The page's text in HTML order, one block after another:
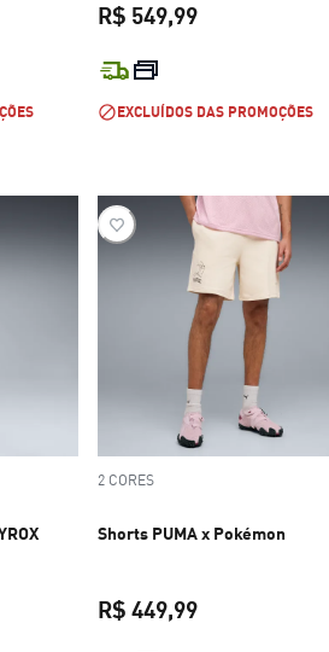
R$ 449,99
R$ 549,99
EXCLUÍDOS DAS PROMOÇÕES
2 CORES
Shorts PUMA x Pokémon
R$ 449,99